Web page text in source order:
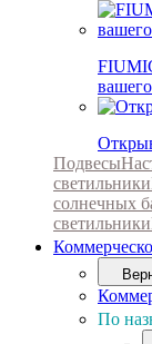
Подвесы
светильники
солнечных
светильники
По